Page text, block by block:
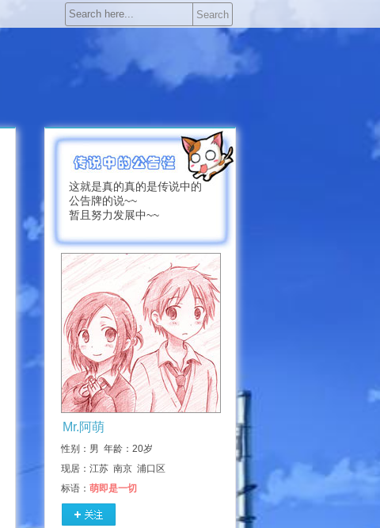
Search
这就是真的真的是传说中的
公告牌的说~~
暂且努力发展中~~
Mr.阿萌
性别：男 年龄：20岁
现居：江苏 南京 浦口区
标语： 萌即是一切